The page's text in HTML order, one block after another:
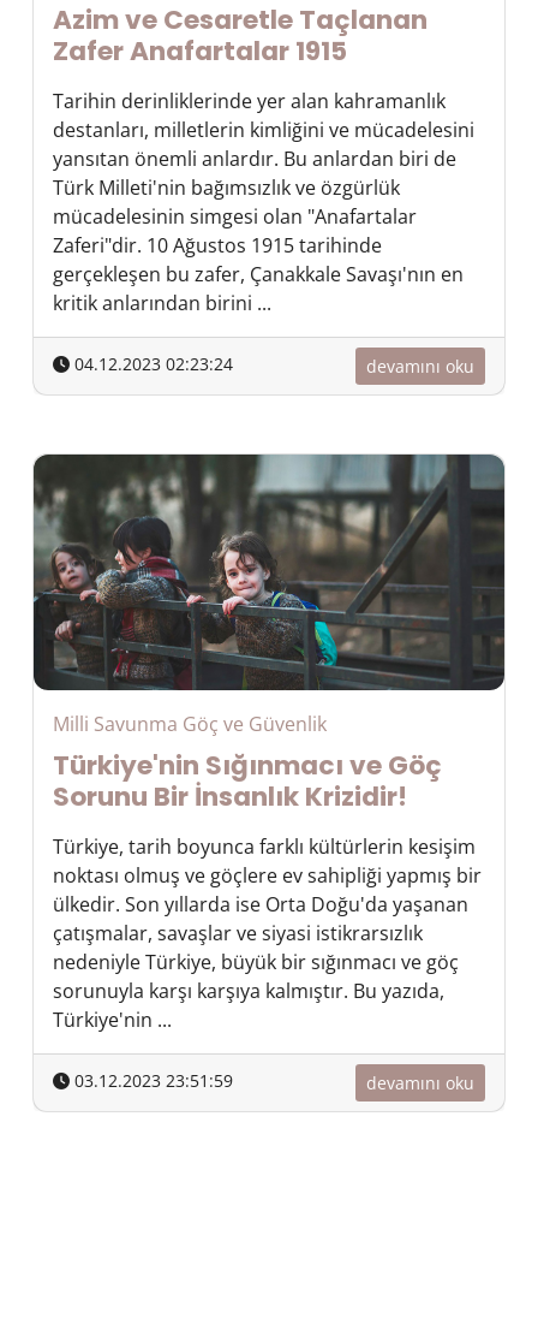
Azim ve Cesaretle Taçlanan
Zafer Anafartalar 1915
Tarihin derinliklerinde yer alan kahramanlık
destanları, milletlerin kimliğini ve mücadelesini
yansıtan önemli anlardır. Bu anlardan biri de
Türk Milleti'nin bağımsızlık ve özgürlük
mücadelesinin simgesi olan "Anafartalar
Zaferi"dir. 10 Ağustos 1915 tarihinde
gerçekleşen bu zafer, Çanakkale Savaşı'nın en
kritik anlarından birini ...
04.12.2023 02:23:24 devamını oku
Milli Savunma Göç ve Güvenlik
Türkiye'nin Sığınmacı ve Göç
Sorunu Bir İnsanlık Krizidir!
Türkiye, tarih boyunca farklı kültürlerin kesişim
noktası olmuş ve göçlere ev sahipliği yapmış bir
ülkedir. Son yıllarda ise Orta Doğu'da yaşanan
çatışmalar, savaşlar ve siyasi istikrarsızlık
nedeniyle Türkiye, büyük bir sığınmacı ve göç
sorunuyla karşı karşıya kalmıştır. Bu yazıda,
Türkiye'nin ...
03.12.2023 23:51:59 devamını oku